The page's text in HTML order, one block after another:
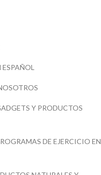
Y PRODUCTOS
DE EJERCICIO EN